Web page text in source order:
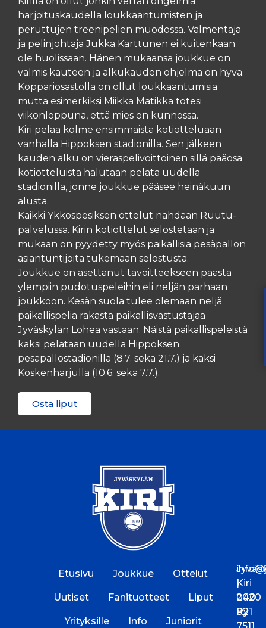
harjoituskaudella loukkaantumisten ja
peruttujen treenipelien muodossa. Valmentaja
ja pelinjohtaja Jukka Karttunen ei kuitenkaan
ole huolissaan. Hänen mukaansa joukkue on
valmis kauteen ja alkukauden ohjelma on hyvä.
Koppariosastolla on ollut loukkaantumisia
mutta esimerkiksi Miikka Matikka totesi
viikonloppuna, että mies on kunnossa.
Kiri pelaa kolme ensimmäistä kotiotteluaan
vanhalla Hippoksen stadionilla. Sen jälkeen
kauden alku on vieraspelivoittoinen sillä pääosa
kotiotteluista halutaan pelata uudella
stadionilla, jonne joukkue pääsee heinäkuun
alusta.
Kaikki Ykköspesiksen ottelut nähdään Ruutu-
palvelussa. Kirin kotiottelut selostetaan ja
mukaan on pyydetty myös paikallisia pesäpallon
asiantuntijoita tukemaan selostusta.
Joukkue on asettanut tavoitteekseen päästä
ylempiin pudotuspeleihin eli neljän parhaan
joukkoon. Kesän suola tulee olemaan neljä
paikallispeliä rakasta paikallisvastustajaa
Jyväskylän Lohea vastaan. Näistä paikallispeleistä
kaksi pelataan uudella Hippoksen
pesäpallostadionilla (8.7. sekä 21.7.) ja kaksi
Koskenharjulla (10.6. sekä 7.7.).
Osta liput
Etusivu Joukkue Ottelut
Uutiset Fanituotteet Liput
Yrityksille Info Juniorit
Kiri
2020
Ry
|
040
821
7511